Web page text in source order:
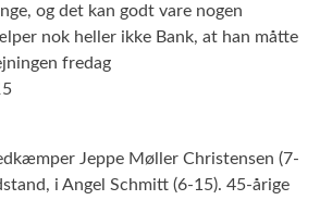
og det kan godt vare nogen
nok heller ikke Bank, at han måtte
fredag
5
Jeppe Møller Christensen (7-
i Angel Schmitt (6-15). 45-årige